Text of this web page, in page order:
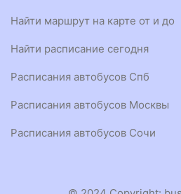
Найти маршрут на карте от и до
Найти расписание сегодня
Расписания автобусов Спб
Расписания автобусов Москвы
Расписания автобусов Сочи